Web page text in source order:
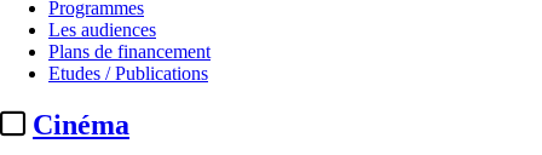
Programmes
Les audiences
Plans de financement
Etudes / Publications
Cinéma